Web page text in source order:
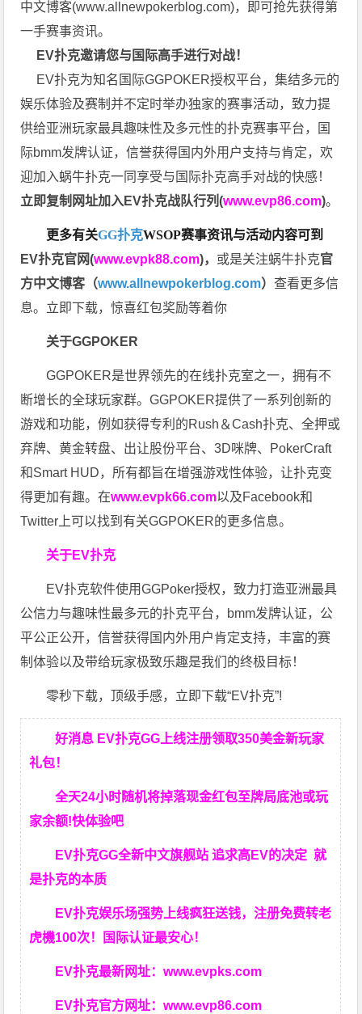
中文博客(www.allnewpokerblog.com)，即可抢先获得第
一手赛事资讯。
EV扑克邀请您与国际高手进行对战！
EV扑克为知名国际GGPOKER授权平台，集结多元的
娱乐体验及赛制并不定时举办独家的赛事活动，致力提
供给亚洲玩家最具趣味性及多元性的扑克赛事平台，国
际bmm发牌认证，信誉获得国内外用户支持与肯定，欢
迎加入蜗牛扑克一同享受与国际扑克高手对战的快感！
立即复制网址加入EV扑克战队行列(www.evp86.com)。
更多有关GG扑克WSOP赛事资讯与活动内容可到
EV扑克官网(www.evpk88.com)， 或是关注蜗牛扑克官
方中文博客（www.allnewpokerblog.com）查看更多信
息。立即下载，惊喜红包奖励等着你
关于GGPOKER
GGPOKER是世界领先的在线扑克室之一，拥有不
断增长的全球玩家群。GGPOKER提供了一系列创新的
游戏和功能，例如获得专利的Rush＆Cash扑克、全押或
弃牌、黄金转盘、出让股份平台、3D咪牌、PokerCraft
和Smart HUD，所有都旨在增强游戏性体验，让扑克变
得更加有趣。在www.evpk66.com以及Facebook和
Twitter上可以找到有关GGPOKER的更多信息。
关于EV扑克
EV扑克软件使用GGPoker授权，致力打造亚洲最具
公信力与趣味性最多元的扑克平台，bmm发牌认证，公
平公正公开，信誉获得国内外用户肯定支持，丰富的赛
制体验以及带给玩家极致乐趣是我们的终极目标！
零秒下载，顶级手感，立即下载“EV扑克”!
好消息 EV扑克GG上线注册领取350美金新玩家
礼包！
全天24小时随机将掉落现金红包至牌局底池或玩
家余额!快体验吧
EV扑克GG全新中文旗舰站 追求高EV的决定就
是扑克的本质
EV扑克娱乐场强势上线疯狂送钱，注册免费转老
虎機100次！国际认证最安心！
EV扑克最新网址：www.evpks.com
EV扑克官方网址：www.evp86.com